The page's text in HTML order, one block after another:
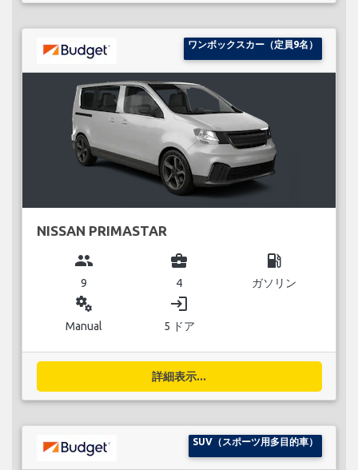
ワンボックスカー（定員9名）
NISSAN PRIMASTAR
group
9
business_center
4
local_gas_station
ガソリン
miscellaneous_services
Manual
login
5 ドア
詳細表示...
SUV（スポーツ用多目的車）